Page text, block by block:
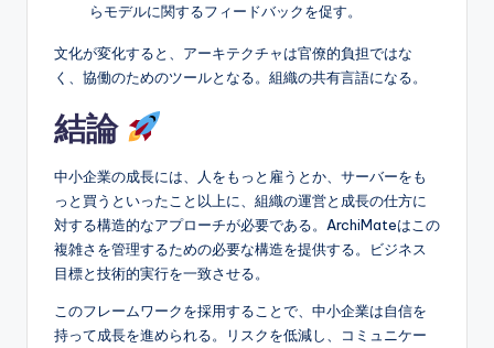
らモデルに関するフィードバックを促す。
文化が変化すると、アーキテクチャは官僚的負担ではな
く、協働のためのツールとなる。組織の共有言語になる。
結論
中小企業の成長には、人をもっと雇うとか、サーバーをも
っと買うといったこと以上に、組織の運営と成長の仕方に
対する構造的なアプローチが必要である。ArchiMateはこの
複雑さを管理するための必要な構造を提供する。ビジネス
目標と技術的実行を一致させる。
このフレームワークを採用することで、中小企業は自信を
持って成長を進められる。リスクを低減し、コミュニケー